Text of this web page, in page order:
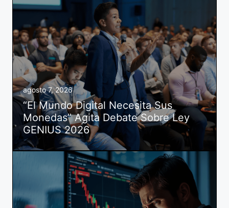
agosto 7, 2026
“El Mundo Digital Necesita Sus
Monedas” Agita Debate Sobre Ley
GENIUS 2026